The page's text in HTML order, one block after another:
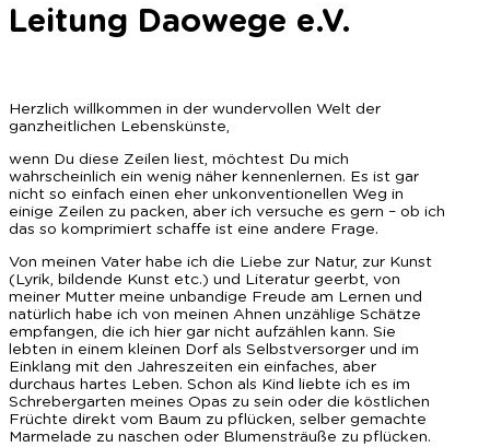
Leitung Daowege e.V.
Herzlich willkommen in der wundervollen Welt der
ganzheitlichen Lebenskünste,
wenn Du diese Zeilen liest, möchtest Du mich
wahrscheinlich ein wenig näher kennenlernen. Es ist gar
nicht so einfach einen eher unkonventionellen Weg in
einige Zeilen zu packen, aber ich versuche es gern – ob ich
das so komprimiert schaffe ist eine andere Frage.
Von meinen Vater habe ich die Liebe zur Natur, zur Kunst
(Lyrik, bildende Kunst etc.) und Literatur geerbt, von
meiner Mutter meine unbandige Freude am Lernen und
natürlich habe ich von meinen Ahnen unzählige Schätze
empfangen, die ich hier gar nicht aufzählen kann. Sie
lebten in einem kleinen Dorf als Selbstversorger und im
Einklang mit den Jahreszeiten ein einfaches, aber
durchaus hartes Leben. Schon als Kind liebte ich es im
Schrebergarten meines Opas zu sein oder die köstlichen
Früchte direkt vom Baum zu pflücken, selber gemachte
Marmelade zu naschen oder Blumensträuße zu pflücken.